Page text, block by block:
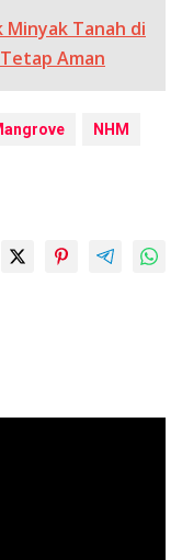
Minyak Tanah di
Aman
NHM